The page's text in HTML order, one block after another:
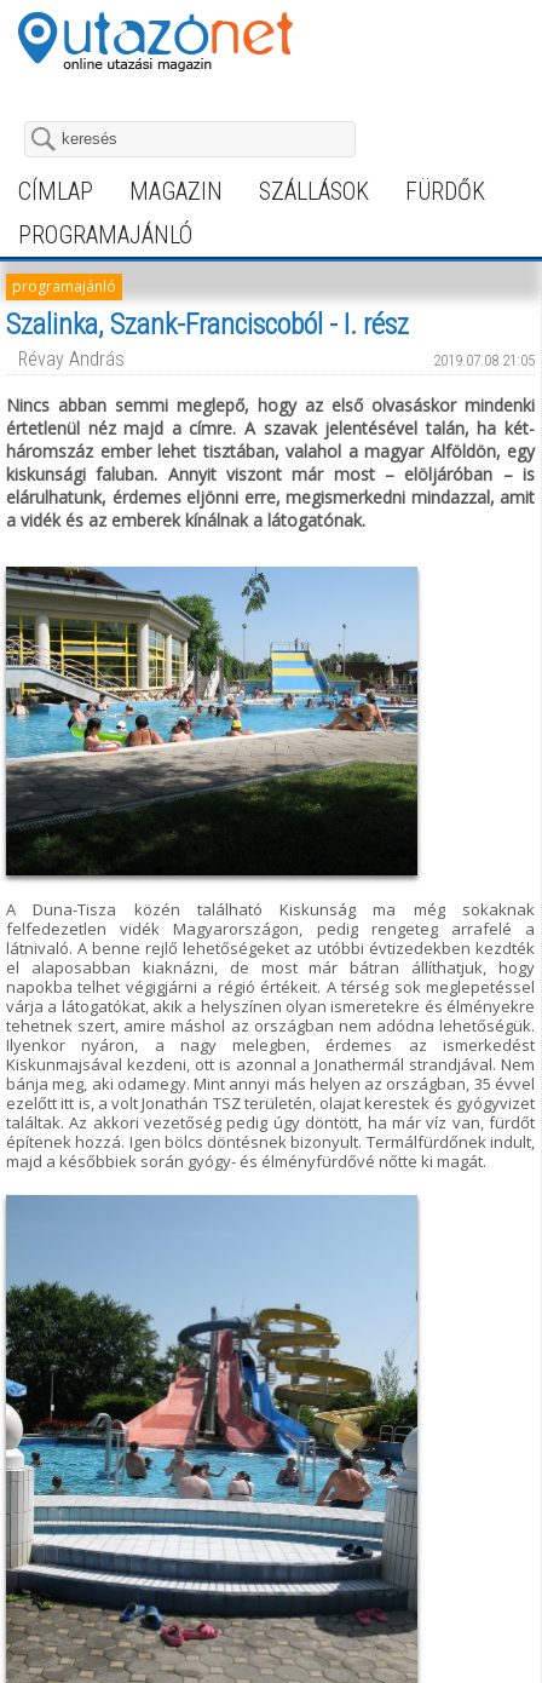
CÍMLAP MAGAZIN SZÁLLÁSOK
FÜRDŐK
PROGRAMAJÁNLÓ
programajánló
Szalinka, Szank-Franciscoból - I. rész
Révay András 2019.07.08 21:05
Nincs abban semmi meglepő, hogy az első olvasáskor mindenki
értetlenül néz majd a címre. A szavak jelentésével talán, ha két-
háromszáz ember lehet tisztában, valahol a magyar Alföldön, egy
kiskunsági faluban. Annyit viszont már most – elöljáróban – is
elárulhatunk, érdemes eljönni erre, megismerkedni mindazzal, amit
a vidék és az emberek kínálnak a látogatónak.
A Duna-Tisza közén található Kiskunság ma még sokaknak
felfedezetlen vidék Magyarországon, pedig rengeteg arrafelé a
látnivaló. A benne rejlő lehetőségeket az utóbbi évtizedekben kezdték
el alaposabban kiaknázni, de most már bátran állíthatjuk, hogy
napokba telhet végigjárni a régió értékeit. A térség sok meglepetéssel
várja a látogatókat, akik a helyszínen olyan ismeretekre és élményekre
tehetnek szert, amire máshol az országban nem adódna lehetőségük.
Ilyenkor nyáron, a nagy melegben, érdemes az ismerkedést
Kiskunmajsával kezdeni, ott is azonnal a Jonathermál strandjával. Nem
bánja meg, aki odamegy. Mint annyi más helyen az országban, 35 évvel
ezelőtt itt is, a volt Jonathán TSZ területén, olajat kerestek és gyógyvizet
találtak. Az akkori vezetőség pedig úgy döntött, ha már víz van, fürdőt
építenek hozzá. Igen bölcs döntésnek bizonyult. Termálfürdőnek indult,
majd a későbbiek során gyógy- és élményfürdővé nőtte ki magát.